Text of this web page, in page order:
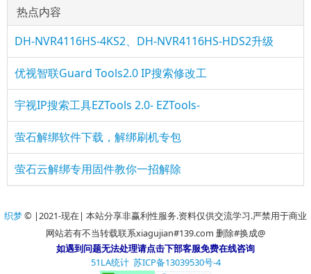
热点内容
DH-NVR4116HS-4KS2、DH-NVR4116HS-HDS2升级
优视智联Guard Tools2.0 IP搜索修改工
宇视IP搜索工具EZTools 2.0- EZTools-
萤石解绑软件下载，解绑刷机专包
萤石云解绑专用固件教你一招解除
织梦© |2021-现在| 本站分享非赢利性服务.资料仅供交流学习.严禁用于商业
网站若有不当转载联系xiagujian#139.com 删除#换成@
如遇到问题无法处理请点击下部客服免费在线咨询
51LA统计 苏ICP备13039530号-4